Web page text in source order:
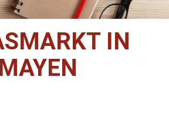
IN
MAYEN